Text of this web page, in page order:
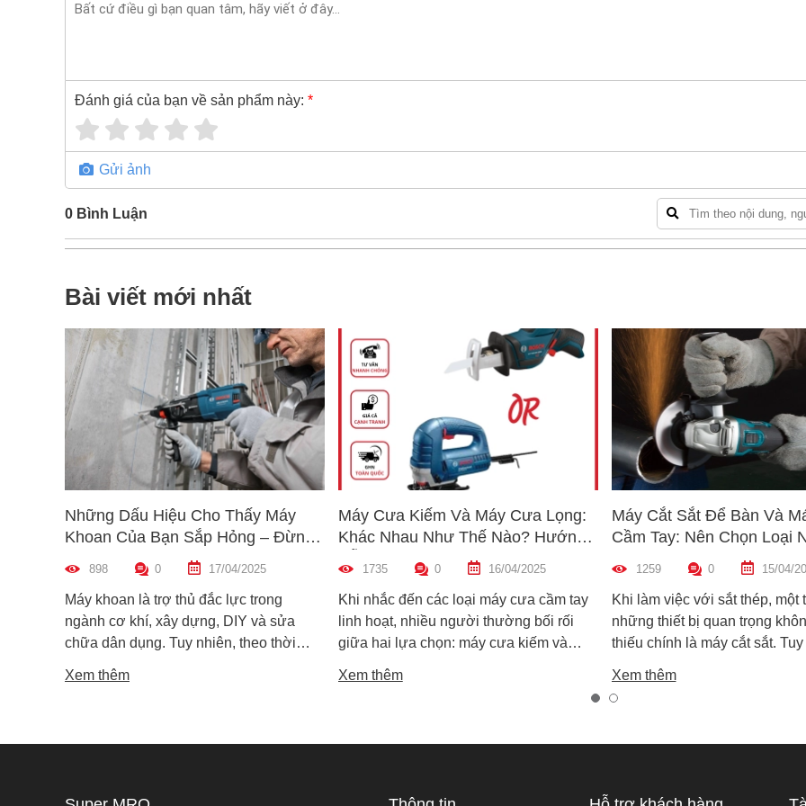
Đánh giá của bạn về sản phẩm này: *
Gửi ảnh
0 Bình Luận
Bài viết mới nhất
Những Dấu Hiệu Cho Thấy Máy
Khoan Của Bạn Sắp Hỏng – Đừng
898 0 17/04/2025
Máy khoan là trợ thủ đắc lực trong
ngành cơ khí, xây dựng, DIY và sửa
chữa dân dụng. Tuy nhiên, theo thời
xuống cấp và hư hỏng nếu không được
Xem thêm
Máy Cưa Kiếm Và Máy Cưa Lọng:
Khác Nhau Như Thế Nào? Hướng
Dẫn Chọn Máy Phù Hợp
1735 0 16/04/2025
Khi nhắc đến các loại máy cưa cầm tay
linh hoạt, nhiều người thường bối rối
giữa hai lựa chọn: máy cưa kiếm và
trong các công việc cắt gỗ, sắt, nhựa và
khác nhau như thế nào? Loại nào sẽ
Xem thêm
Máy Cắt Sắt Để Bàn Và
Cầm Tay: Nên Chọn Loại
Hợp Nhất?
1259 0 15/04/
Khi làm việc với sắt thép, một
những thiết bị quan trọng
thiếu chính là máy cắt sắt.
biến là máy cắt sắt để bàn và
sắt cầm tay, khiến nhiều
và tư vấn chọn lựa loại máy
Xem thêm